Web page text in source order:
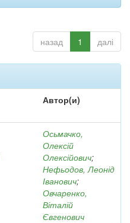
назад 1 далі
Автор(и)
Осьмачко,
Олексій
Олексійович;
Нефьодов, Леонід
Іванович;
Овчаренко,
Віталій
Євгенович